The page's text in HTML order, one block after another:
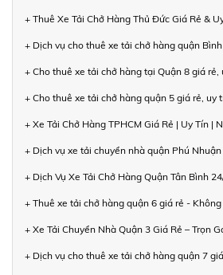
+ Thuê Xe Tải Chở Hàng Thủ Đức Giá Rẻ &
+ Dịch vụ cho thuê xe tải chở hàng quận
+ Cho thuê xe tải chở hàng tại Quận 8 giá rẻ,
+ Cho thuê xe tải chở hàng quận 5 giá rẻ, uy
+ Xe Tải Chở Hàng TPHCM Giá Rẻ | Uy Tín |
+ Dịch vụ xe tải chuyển nhà quận Phú
+ Dịch Vụ Xe Tải Chở Hàng Quận Tân Bình
+ Thuê xe tải chở hàng quận 6 giá rẻ -
+ Xe Tải Chuyển Nhà Quận 3 Giá Rẻ – Trọn
+ Dịch vụ cho thuê xe tải chở hàng quận 7